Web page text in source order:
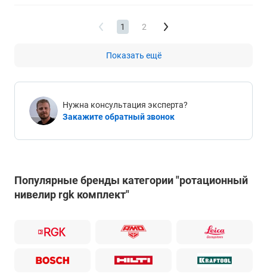
1 2
Показать ещё
Нужна консультация эксперта?
Закажите обратный звонок
Популярные бренды категории "ротационный
нивелир rgk комплект"